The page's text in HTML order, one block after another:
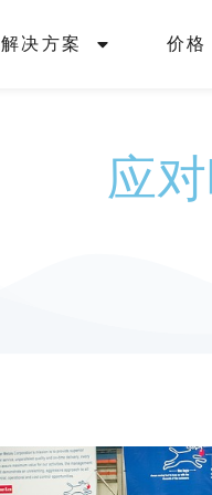
解决方案 价格
应